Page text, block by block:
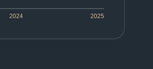
2024 2025